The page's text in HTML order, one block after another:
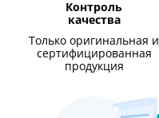
Контроль
качества
Только оригинальная и
сертифицированная
продукция